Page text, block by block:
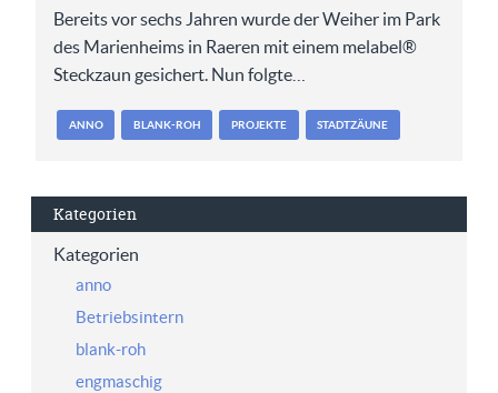
Bereits vor sechs Jahren wurde der Weiher im Park
des Marienheims in Raeren mit einem melabel®
Steckzaun gesichert. Nun folgte…
ANNO BLANK-ROH PROJEKTE STADTZÄUNE
Kategorien
Kategorien
anno
Betriebsintern
blank-roh
engmaschig